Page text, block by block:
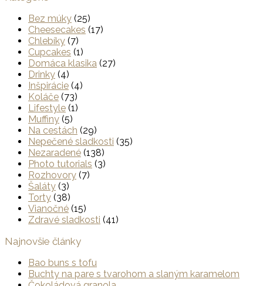
Bez múky (25)
Cheesecakes (17)
Chlebíky (7)
Cupcakes (1)
Domáca klasika (27)
Drinky (4)
Inšpirácie (4)
Koláče (73)
Lifestyle (1)
Muffiny (5)
Na cestách (29)
Nepečené sladkosti (35)
Nezaradené (138)
Photo tutorials (3)
Rozhovory (7)
Šaláty (3)
Torty (38)
Vianočné (15)
Zdravé sladkosti (41)
Najnovšie články
Bao buns s tofu
Buchty na pare s tvarohom a slaným karamelom